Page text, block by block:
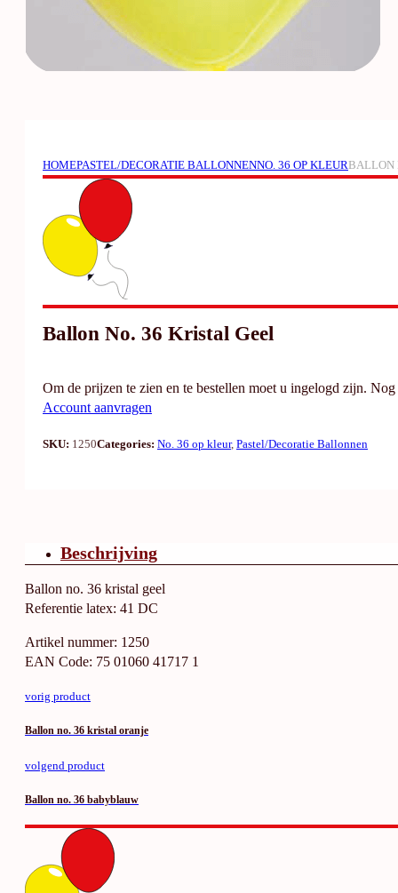
HOMEPASTEL/DECORATIE BALLONNENNO. 36 OP KLEURBALLON
Ballon No. 36 Kristal Geel
Om de prijzen te zien en te bestellen moet u ingelogd zijn. Nog
Account aanvragen
SKU: 1250Categories: No. 36 op kleur, Pastel/Decoratie Ballonnen
Beschrijving
Ballon no. 36 kristal geel
Referentie latex: 41 DC
Artikel nummer: 1250
EAN Code: 75 01060 41717 1
vorig product
Ballon no. 36 kristal oranje
volgend product
Ballon no. 36 babyblauw